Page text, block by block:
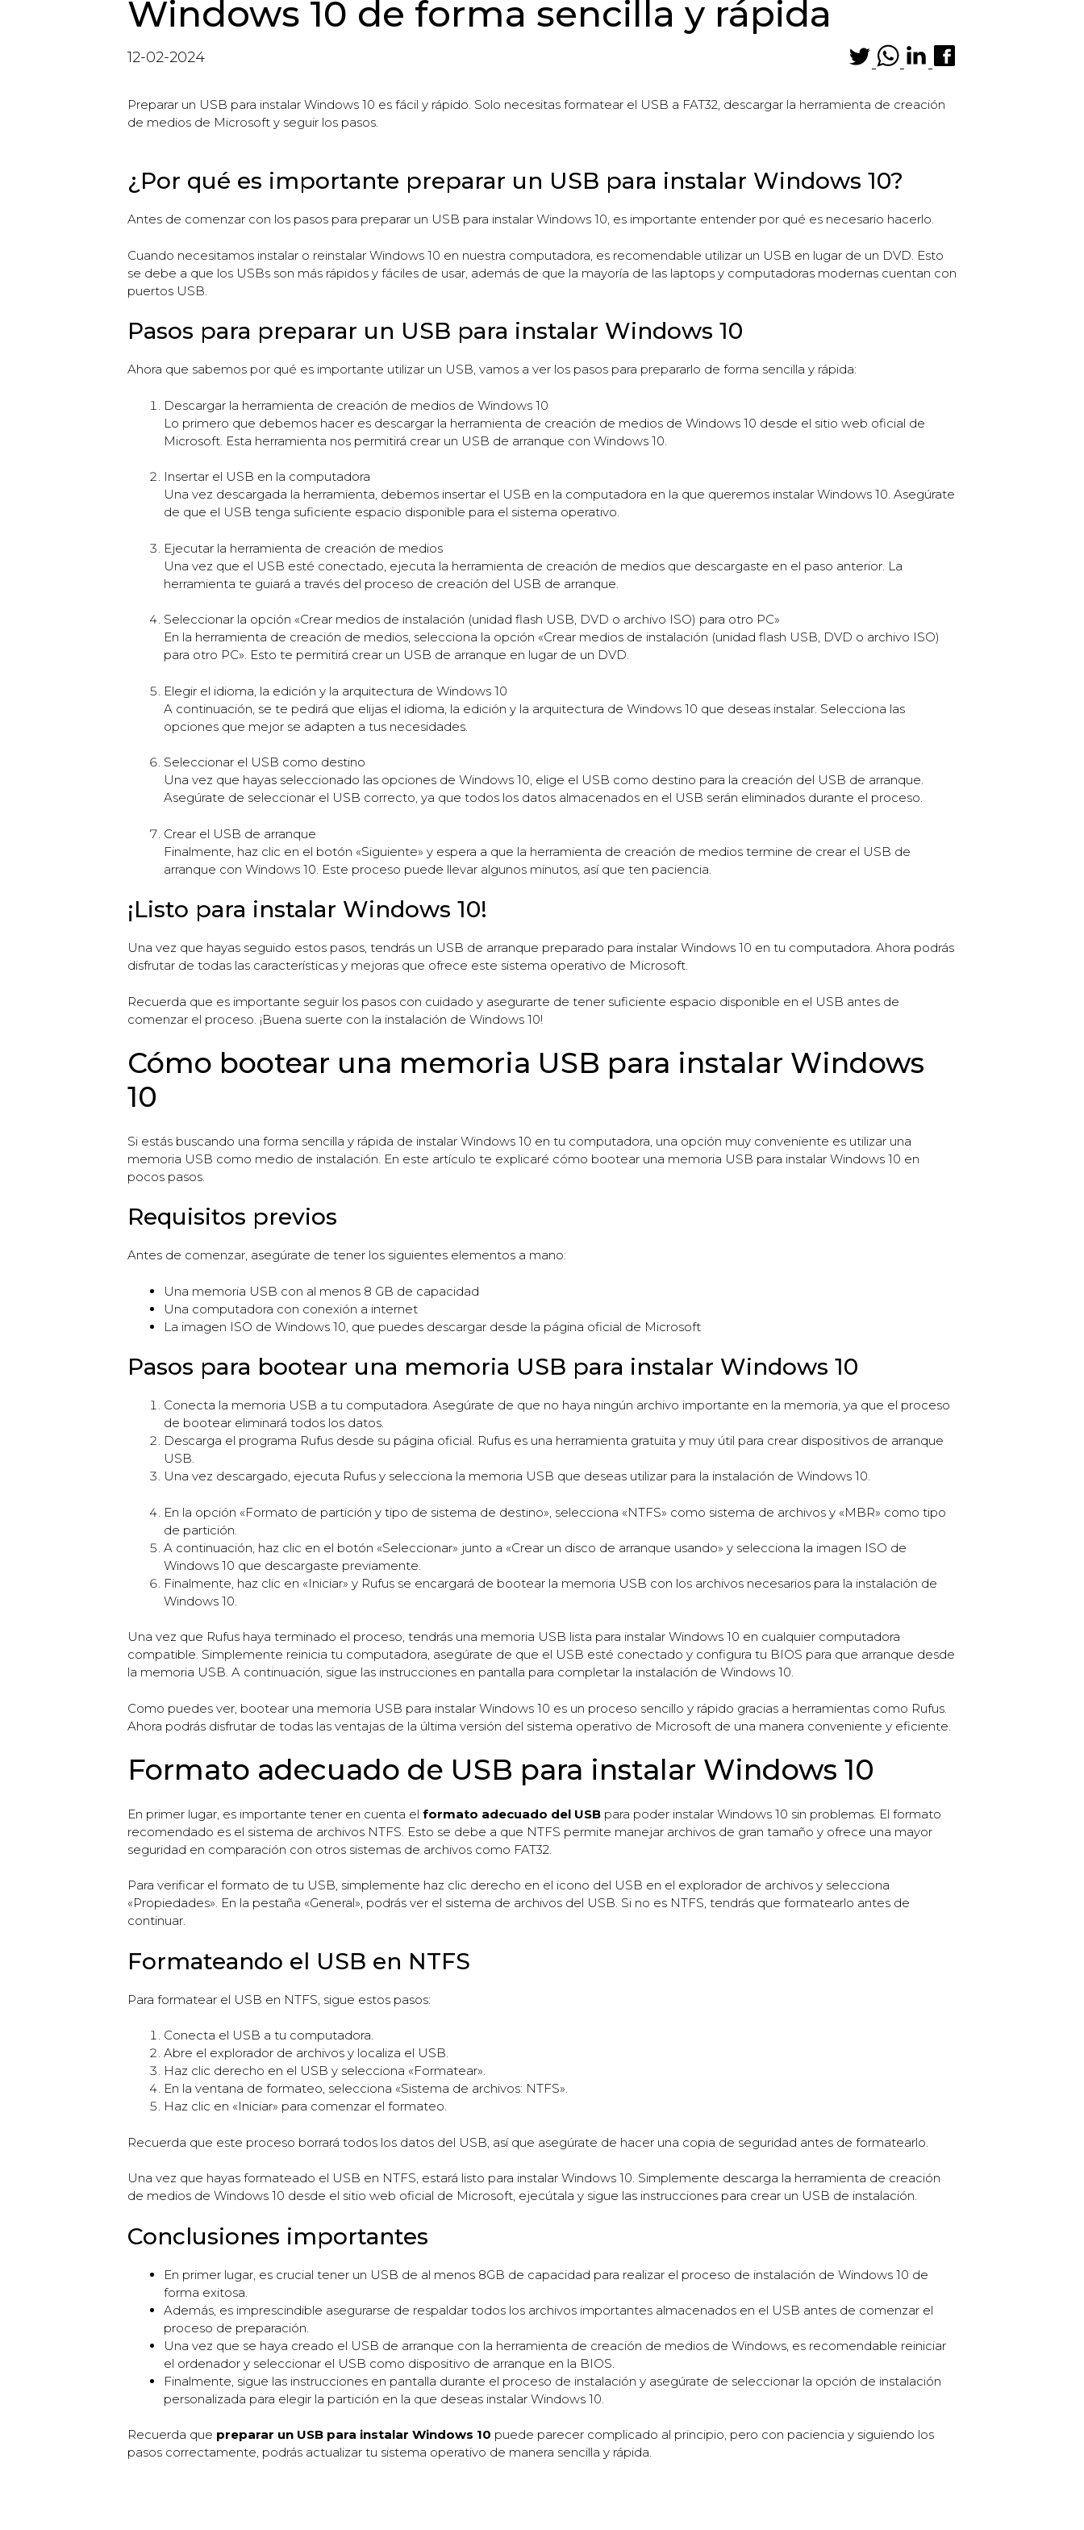
Windows 10 de forma sencilla y rápida
12-02-2024
Preparar un USB para instalar Windows 10 es fácil y rápido. Solo necesitas formatear el USB a FAT32, descargar la herramienta de creación
de medios de Microsoft y seguir los pasos.
¿Por qué es importante preparar un USB para instalar Windows 10?
Antes de comenzar con los pasos para preparar un USB para instalar Windows 10, es importante entender por qué es necesario hacerlo.
Cuando necesitamos instalar o reinstalar Windows 10 en nuestra computadora, es recomendable utilizar un USB en lugar de un DVD. Esto
se debe a que los USBs son más rápidos y fáciles de usar, además de que la mayoría de las laptops y computadoras modernas cuentan con
puertos USB.
Pasos para preparar un USB para instalar Windows 10
Ahora que sabemos por qué es importante utilizar un USB, vamos a ver los pasos para prepararlo de forma sencilla y rápida:
Descargar la herramienta de creación de medios de Windows 10
Lo primero que debemos hacer es descargar la herramienta de creación de medios de Windows 10 desde el sitio web oficial de
Microsoft. Esta herramienta nos permitirá crear un USB de arranque con Windows 10.
Insertar el USB en la computadora
Una vez descargada la herramienta, debemos insertar el USB en la computadora en la que queremos instalar Windows 10. Asegúrate
de que el USB tenga suficiente espacio disponible para el sistema operativo.
Ejecutar la herramienta de creación de medios
Una vez que el USB esté conectado, ejecuta la herramienta de creación de medios que descargaste en el paso anterior. La
herramienta te guiará a través del proceso de creación del USB de arranque.
Seleccionar la opción «Crear medios de instalación (unidad flash USB, DVD o archivo ISO) para otro PC»
En la herramienta de creación de medios, selecciona la opción «Crear medios de instalación (unidad flash USB, DVD o archivo ISO)
para otro PC». Esto te permitirá crear un USB de arranque en lugar de un DVD.
Elegir el idioma, la edición y la arquitectura de Windows 10
A continuación, se te pedirá que elijas el idioma, la edición y la arquitectura de Windows 10 que deseas instalar. Selecciona las
opciones que mejor se adapten a tus necesidades.
Seleccionar el USB como destino
Una vez que hayas seleccionado las opciones de Windows 10, elige el USB como destino para la creación del USB de arranque.
Asegúrate de seleccionar el USB correcto, ya que todos los datos almacenados en el USB serán eliminados durante el proceso.
Crear el USB de arranque
Finalmente, haz clic en el botón «Siguiente» y espera a que la herramienta de creación de medios termine de crear el USB de
arranque con Windows 10. Este proceso puede llevar algunos minutos, así que ten paciencia.
¡Listo para instalar Windows 10!
Una vez que hayas seguido estos pasos, tendrás un USB de arranque preparado para instalar Windows 10 en tu computadora. Ahora podrás
disfrutar de todas las características y mejoras que ofrece este sistema operativo de Microsoft.
Recuerda que es importante seguir los pasos con cuidado y asegurarte de tener suficiente espacio disponible en el USB antes de
comenzar el proceso. ¡Buena suerte con la instalación de Windows 10!
Cómo bootear una memoria USB para instalar Windows
10
Si estás buscando una forma sencilla y rápida de instalar Windows 10 en tu computadora, una opción muy conveniente es utilizar una
memoria USB como medio de instalación. En este artículo te explicaré cómo bootear una memoria USB para instalar Windows 10 en
pocos pasos.
Requisitos previos
Antes de comenzar, asegúrate de tener los siguientes elementos a mano:
Una memoria USB con al menos 8 GB de capacidad
Una computadora con conexión a internet
La imagen ISO de Windows 10, que puedes descargar desde la página oficial de Microsoft
Pasos para bootear una memoria USB para instalar Windows 10
Conecta la memoria USB a tu computadora. Asegúrate de que no haya ningún archivo importante en la memoria, ya que el proceso
de bootear eliminará todos los datos.
Descarga el programa Rufus desde su página oficial. Rufus es una herramienta gratuita y muy útil para crear dispositivos de arranque
USB.
Una vez descargado, ejecuta Rufus y selecciona la memoria USB que deseas utilizar para la instalación de Windows 10.
En la opción «Formato de partición y tipo de sistema de destino», selecciona «NTFS» como sistema de archivos y «MBR» como tipo
de partición.
A continuación, haz clic en el botón «Seleccionar» junto a «Crear un disco de arranque usando» y selecciona la imagen ISO de
Windows 10 que descargaste previamente.
Finalmente, haz clic en «Iniciar» y Rufus se encargará de bootear la memoria USB con los archivos necesarios para la instalación de
Windows 10.
Una vez que Rufus haya terminado el proceso, tendrás una memoria USB lista para instalar Windows 10 en cualquier computadora
compatible. Simplemente reinicia tu computadora, asegúrate de que el USB esté conectado y configura tu BIOS para que arranque desde
la memoria USB. A continuación, sigue las instrucciones en pantalla para completar la instalación de Windows 10.
Como puedes ver, bootear una memoria USB para instalar Windows 10 es un proceso sencillo y rápido gracias a herramientas como Rufus.
Ahora podrás disfrutar de todas las ventajas de la última versión del sistema operativo de Microsoft de una manera conveniente y eficiente.
Formato adecuado de USB para instalar Windows 10
En primer lugar, es importante tener en cuenta el formato adecuado del USB para poder instalar Windows 10 sin problemas. El formato
recomendado es el sistema de archivos NTFS. Esto se debe a que NTFS permite manejar archivos de gran tamaño y ofrece una mayor
seguridad en comparación con otros sistemas de archivos como FAT32.
Para verificar el formato de tu USB, simplemente haz clic derecho en el icono del USB en el explorador de archivos y selecciona
«Propiedades». En la pestaña «General», podrás ver el sistema de archivos del USB. Si no es NTFS, tendrás que formatearlo antes de
continuar.
Formateando el USB en NTFS
Para formatear el USB en NTFS, sigue estos pasos:
Conecta el USB a tu computadora.
Abre el explorador de archivos y localiza el USB.
Haz clic derecho en el USB y selecciona «Formatear».
En la ventana de formateo, selecciona «Sistema de archivos: NTFS».
Haz clic en «Iniciar» para comenzar el formateo.
Recuerda que este proceso borrará todos los datos del USB, así que asegúrate de hacer una copia de seguridad antes de formatearlo.
Una vez que hayas formateado el USB en NTFS, estará listo para instalar Windows 10. Simplemente descarga la herramienta de creación
de medios de Windows 10 desde el sitio web oficial de Microsoft, ejecútala y sigue las instrucciones para crear un USB de instalación.
Conclusiones importantes
En primer lugar, es crucial tener un USB de al menos 8GB de capacidad para realizar el proceso de instalación de Windows 10 de
forma exitosa.
Además, es imprescindible asegurarse de respaldar todos los archivos importantes almacenados en el USB antes de comenzar el
proceso de preparación.
Una vez que se haya creado el USB de arranque con la herramienta de creación de medios de Windows, es recomendable reiniciar
el ordenador y seleccionar el USB como dispositivo de arranque en la BIOS.
Finalmente, sigue las instrucciones en pantalla durante el proceso de instalación y asegúrate de seleccionar la opción de instalación
personalizada para elegir la partición en la que deseas instalar Windows 10.
Recuerda que preparar un USB para instalar Windows 10 puede parecer complicado al principio, pero con paciencia y siguiendo los
pasos correctamente, podrás actualizar tu sistema operativo de manera sencilla y rápida.